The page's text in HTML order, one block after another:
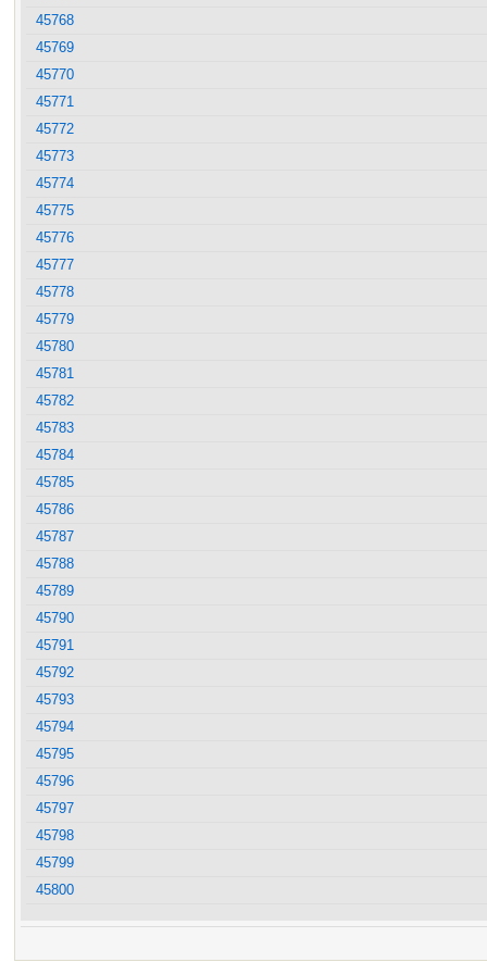
45768
45769
45770
45771
45772
45773
45774
45775
45776
45777
45778
45779
45780
45781
45782
45783
45784
45785
45786
45787
45788
45789
45790
45791
45792
45793
45794
45795
45796
45797
45798
45799
45800